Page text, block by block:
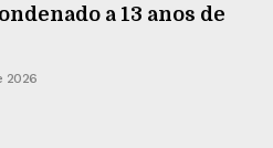
a 13 anos de
2026